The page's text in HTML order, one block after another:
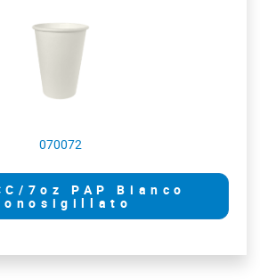
070072
7oz PAP Bianco